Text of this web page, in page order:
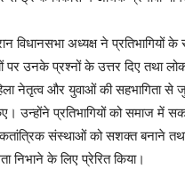
विधानसभा अध्यक्ष ने प्रतिभागियों
पर उनके प्रश्नों के उत्तर दिए तथा
नेतृत्व और युवाओं की सहभागिता से
उन्होंने प्रतिभागियों को समाज में
संस्थाओं को सशक्त बनाने तथा
निभाने के लिए प्रेरित किया।